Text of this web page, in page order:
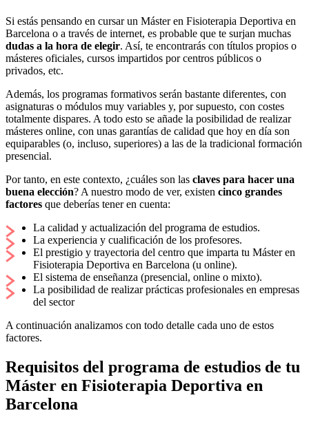
Si estás pensando en cursar un Máster en Fisioterapia Deportiva en
Barcelona o a través de internet, es probable que te surjan muchas
dudas a la hora de elegir. Así, te encontrarás con títulos propios o
másteres oficiales, cursos impartidos por centros públicos o
privados, etc.
Además, los programas formativos serán bastante diferentes, con
asignaturas o módulos muy variables y, por supuesto, con costes
totalmente dispares. A todo esto se añade la posibilidad de realizar
másteres online, con unas garantías de calidad que hoy en día son
equiparables (o, incluso, superiores) a las de la tradicional formación
presencial.
Por tanto, en este contexto, ¿cuáles son las claves para hacer una
buena elección? A nuestro modo de ver, existen cinco grandes
factores que deberías tener en cuenta:
La calidad y actualización del programa de estudios.
La experiencia y cualificación de los profesores.
El prestigio y trayectoria del centro que imparta tu Máster en
Fisioterapia Deportiva en Barcelona (u online).
El sistema de enseñanza (presencial, online o mixto).
La posibilidad de realizar prácticas profesionales en empresas
del sector
A continuación analizamos con todo detalle cada uno de estos
factores.
Requisitos del programa de estudios de tu
Máster en Fisioterapia Deportiva en
Barcelona